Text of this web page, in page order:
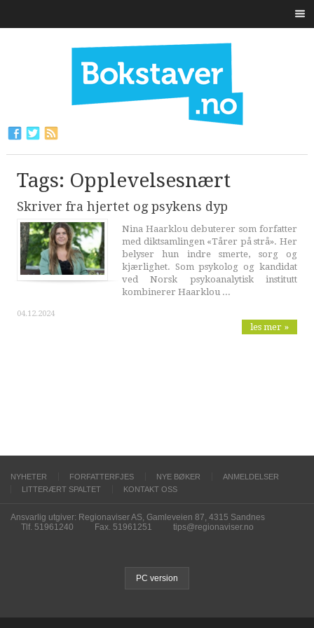
Tags: Opplevelsesnært
Skriver fra hjertet og psykens dyp
Nina Haarklou debuterer som forfatter
med diktsamlingen «Tårer på strå». Her
belyser hun indre smerte, sorg og
kjærlighet. Som psykolog og kandidat
ved Norsk psykoanalytisk institutt
kombinerer Haarklou ...
04.12.2024
les mer »
NYHETER FORFATTERFJES NYE BØKER
ANMELDELSER
LITTERÆRT SPALTET
KONTAKT OSS
Ansvarlig utgiver: Regionaviser AS, Gamleveien 87, 4315 Sandnes
Tlf. 51961240
Fax. 51961251 tips@regionaviser.no
PC version